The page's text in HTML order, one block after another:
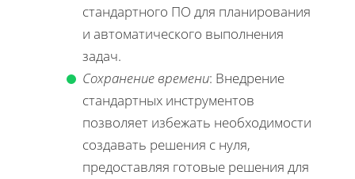
стандартного ПО для планирования
и автоматического выполнения
задач.
Сохранение времени: Внедрение
стандартных инструментов
позволяет избежать необходимости
создавать решения с нуля,
предоставляя готовые решения для